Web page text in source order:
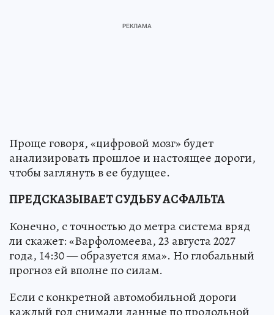
Проще говоря, «цифровой мозг» будет
анализировать прошлое и настоящее дороги,
чтобы заглянуть в ее будущее.
ПРЕДСКАЗЫВАЕТ СУДЬБУ АСФАЛЬТА
Конечно, с точностью до метра система вряд
ли скажет: «Варфоломеева, 23 августа 2027
года, 14:30 — образуется яма». Но глобальный
прогноз ей вполне по силам.
Если с конкретной автомобильной дороги